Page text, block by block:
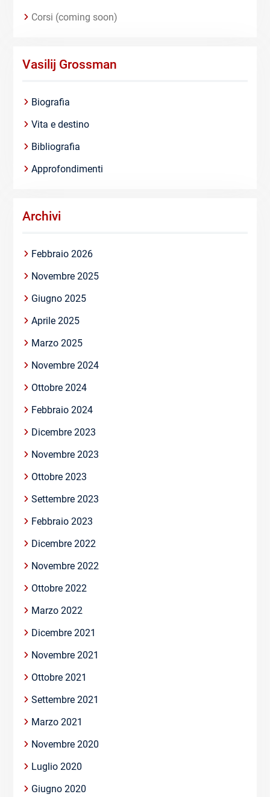
Corsi (coming soon)
Vasilij Grossman
Biografia
Vita e destino
Bibliografia
Approfondimenti
Archivi
Febbraio 2026
Novembre 2025
Giugno 2025
Aprile 2025
Marzo 2025
Novembre 2024
Ottobre 2024
Febbraio 2024
Dicembre 2023
Novembre 2023
Ottobre 2023
Settembre 2023
Febbraio 2023
Dicembre 2022
Novembre 2022
Ottobre 2022
Marzo 2022
Dicembre 2021
Novembre 2021
Ottobre 2021
Settembre 2021
Marzo 2021
Novembre 2020
Luglio 2020
Giugno 2020